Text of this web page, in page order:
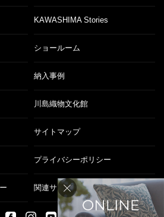
KAWASHIMA Stories
ショールーム
納入事例
川島織物文化館
サイトマップ
プライバシーポリシー
関連サイト